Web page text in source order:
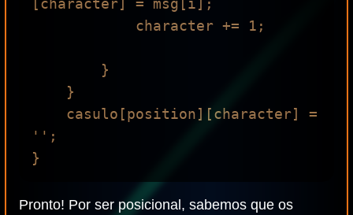
[character] = msg[i];
character += 1;
}
}
'';
Pronto! Por ser posicional, sabemos que os